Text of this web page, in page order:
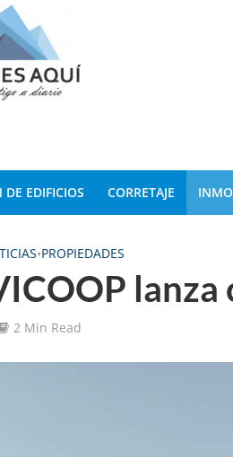
EDIFICIOS CORRETAJE
•PROPIEDADES
2 Min Read